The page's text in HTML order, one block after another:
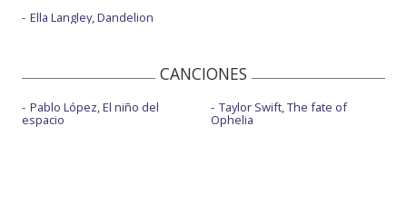
Ella Langley, Dandelion
CANCIONES
Pablo López, El niño del
espacio
Taylor Swift, The fate of
Ophelia